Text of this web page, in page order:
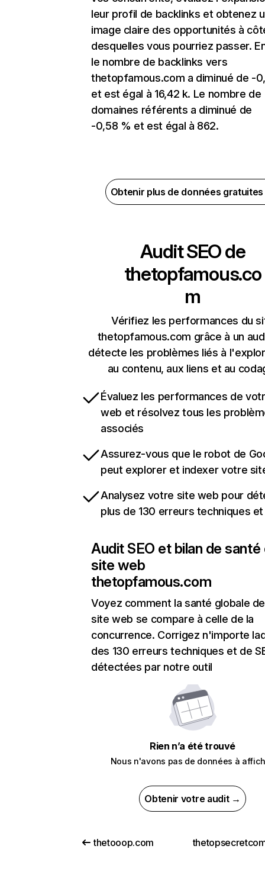
leur profil de backlinks et obtenez
image claire des opportunités à
desquelles vous pourriez passer.
le nombre de backlinks vers
thetopfamous.com a diminué de -
et est égal à 16,42 k. Le nombre de
domaines référents a diminué de
-0,58 % et est égal à 862.
Obtenir plus de données
Audit SEO de
thetopfamous.co
m
Vérifiez les performances du
thetopfamous.com grâce à un
détecte les problèmes liés à
au contenu, aux liens et au
Évaluez les performances de
web et résolvez tous les
associés
Assurez-vous que le robot de
peut explorer et indexer votre
Analysez votre site web pour
plus de 130 erreurs techniques et
Audit SEO et bilan de santé
site web
thetopfamous.com
Voyez comment la santé globale
site web se compare à celle de la
concurrence. Corrigez n'importe
des 130 erreurs techniques et de
détectées par notre outil
Rien n’a été trouvé
Nous n'avons pas de données à
Obtenir votre audit →
thetooop.com